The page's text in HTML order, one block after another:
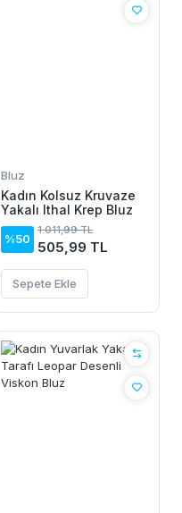
Bluz
Kadın Kolsuz Kruvaze
Yakalı Ithal Krep Bluz
%50
1.011,99 TL
505,99 TL
Sepete Ekle